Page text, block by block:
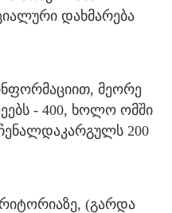
დახმარება
მეორე
- 400, ხოლო ომში
200
(გარდა